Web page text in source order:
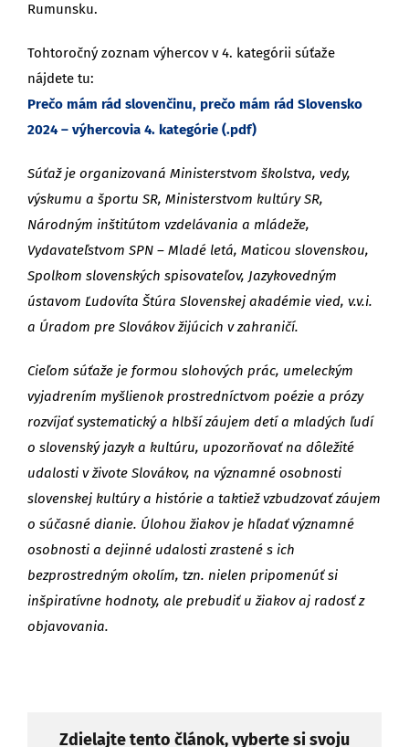
Rumunsku.
Tohtoročný zoznam výhercov v 4. kategórii súťaže
nájdete tu:
Prečo mám rád slovenčinu, prečo mám rád Slovensko
2024 – výhercovia 4. kategórie (.pdf)
Súťaž je organizovaná Ministerstvom školstva, vedy,
výskumu a športu SR, Ministerstvom kultúry SR,
Národným inštitútom vzdelávania a mládeže,
Vydavateľstvom SPN – Mladé letá, Maticou slovenskou,
Spolkom slovenských spisovateľov, Jazykovedným
ústavom Ľudovíta Štúra Slovenskej akadémie vied, v.v.i.
a Úradom pre Slovákov žijúcich v zahraničí.
Cieľom súťaže je formou slohových prác, umeleckým
vyjadrením myšlienok prostredníctvom poézie a prózy
rozvíjať systematický a hlbší záujem detí a mladých ľudí
o slovenský jazyk a kultúru, upozorňovať na dôležité
udalosti v živote Slovákov, na významné osobnosti
slovenskej kultúry a histórie a taktiež vzbudzovať záujem
o súčasné dianie. Úlohou žiakov je hľadať významné
osobnosti a dejinné udalosti zrastené s ich
bezprostredným okolím, tzn. nielen pripomenúť si
inšpiratívne hodnoty, ale prebudiť u žiakov aj radosť z
objavovania.
Zdielajte tento článok, vyberte si svoju